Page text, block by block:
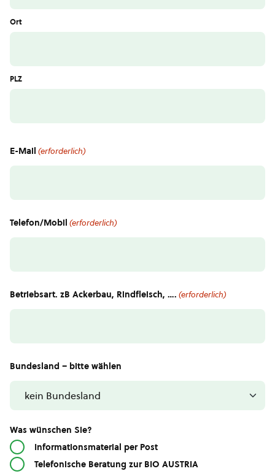
Ort
PLZ
E-Mail (erforderlich)
Telefon/Mobil (erforderlich)
Betriebsart. zB Ackerbau, Rindfleisch, …. (erforderlich)
Bundesland – bitte wählen
Was wünschen Sie?
Informationsmaterial per Post
Telefonische Beratung zur BIO AUSTRIA